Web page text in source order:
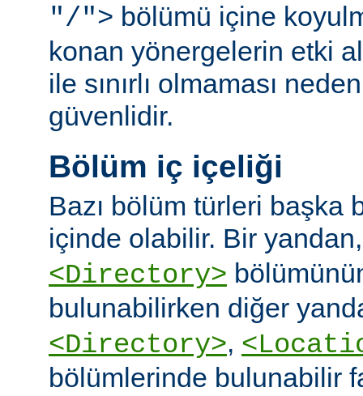
"/"> bölümü içine
konan yönergelerin etki
ile sınırlı olmaması
güvenlidir.
Bölüm iç içeliği
Bazı bölüm türleri başka
içinde olabilir. Bir
<Directory>
bulunabilirken diğer
<Directory>,
bölümlerinde bulunabilir